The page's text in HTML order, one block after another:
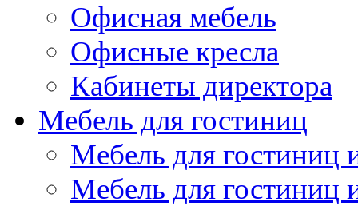
Офисная мебель
Офисные кресла
Кабинеты директора
Мебель для гостиниц
Мебель для
Мебель для гостиниц